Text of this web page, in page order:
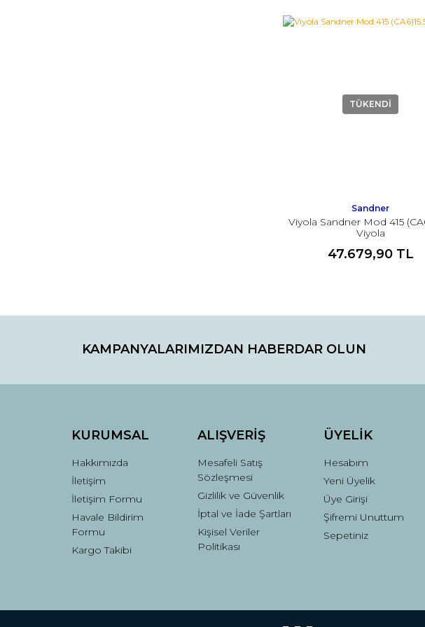
TÜKENDİ
Sandner
Viyola Sandner Mod 415
Viyola
47.679,90 TL
KAMPANYALARIMIZDAN HABERDAR OLUN
KURUMSAL
Hakkımızda
İletişim
İletişim Formu
Havale Bildirim
Formu
Kargo Takibi
ALIŞVERİŞ
Mesafeli Satış
Sözleşmesi
Gizlilik ve Güvenlik
İptal ve İade Şartları
Kişisel Veriler
Politikası
ÜYELİK
Hesabım
Yeni Üyelik
Üye Girişi
Şifremi Unuttum
Sepetiniz